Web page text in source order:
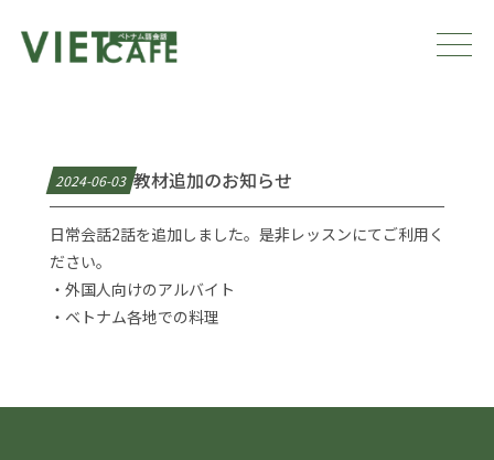
2024-06-03 教材追加のお知らせ
日常会話2話を追加しました。是非レッスンにてご利用く
ださい。
・ 外国人向けのアルバイト
・ ベトナム各地での料理